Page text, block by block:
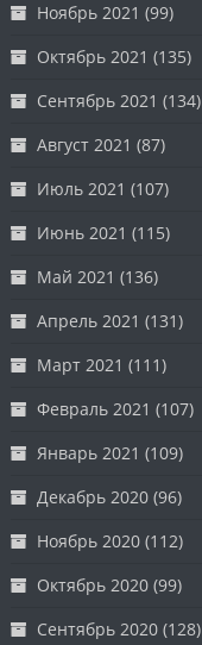
Ноябрь 2021 (99)
Октябрь 2021 (135)
Сентябрь 2021 (134)
Август 2021 (87)
Июль 2021 (107)
Июнь 2021 (115)
Май 2021 (136)
Апрель 2021 (131)
Март 2021 (111)
Февраль 2021 (107)
Январь 2021 (109)
Декабрь 2020 (96)
Ноябрь 2020 (112)
Октябрь 2020 (99)
Сентябрь 2020 (128)